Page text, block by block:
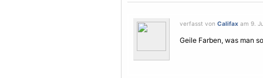
verfasst von Califax am 9.
Geile Farben, was man